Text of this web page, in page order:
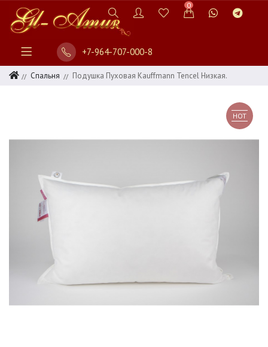
0
+7-964-707-000-8
Спальня Подушка Пуховая Kauffmann Tencel Низкая.
HOT